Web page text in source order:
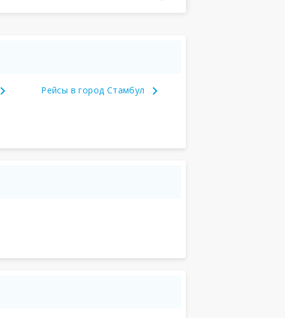
Рейсы в город Стамбул